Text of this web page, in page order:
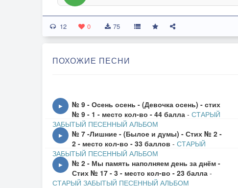
12 0 75
ПОХОЖИЕ ПЕСНИ
▶
№ 9 - Осень осень - (Девочка осень) - стих
№ 9 - 1 - место кол-во - 44 балла - СТАРЫЙ
ЗАБЫТЫЙ ПЕСЕННЫЙ АЛЬБОМ
▶
№ 7 -Лишние - (Былое и думы) - Стих № 2 -
2 - место кол-во - 33 баллов - СТАРЫЙ
ЗАБЫТЫЙ ПЕСЕННЫЙ АЛЬБОМ
▶
№ 2 - Мы память наполняем день за днём -
Стих № 17 - 3 - место кол-во - 23 балла -
СТАРЫЙ ЗАБЫТЫЙ ПЕСЕННЫЙ АЛЬБОМ